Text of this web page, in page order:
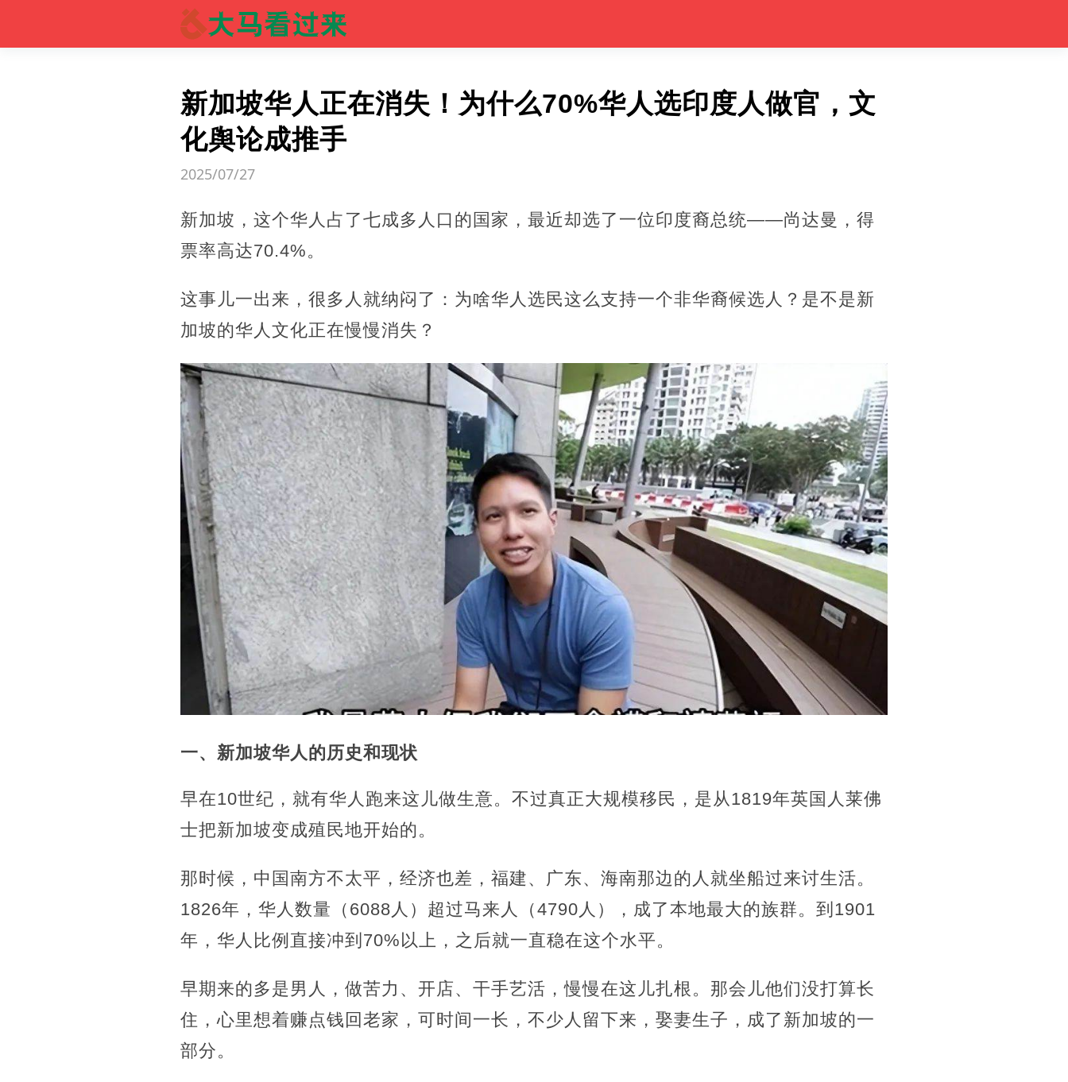
新加坡华人正在消失！为什么70%华人选印度人做官，文
化舆论成推手
2025/07/27
新加坡，这个华人占了七成多人口的国家，最近却选了一位印度裔总统——尚达曼，得
票率高达70.4%。
这事儿一出来，很多人就纳闷了：为啥华人选民这么支持一个非华裔候选人？是不是新
加坡的华人文化正在慢慢消失？
一、新加坡华人的历史和现状
早在10世纪，就有华人跑来这儿做生意。不过真正大规模移民，是从1819年英国人莱佛
士把新加坡变成殖民地开始的。
那时候，中国南方不太平，经济也差，福建、广东、海南那边的人就坐船过来讨生活。
1826年，华人数量（6088人）超过马来人（4790人），成了本地最大的族群。到1901
年，华人比例直接冲到70%以上，之后就一直稳在这个水平。
早期来的多是男人，做苦力、开店、干手艺活，慢慢在这儿扎根。那会儿他们没打算长
住，心里想着赚点钱回老家，可时间一长，不少人留下来，娶妻生子，成了新加坡的一
部分。